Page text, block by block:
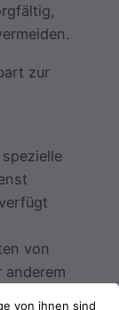
zur
von
anderem
von ihnen sind